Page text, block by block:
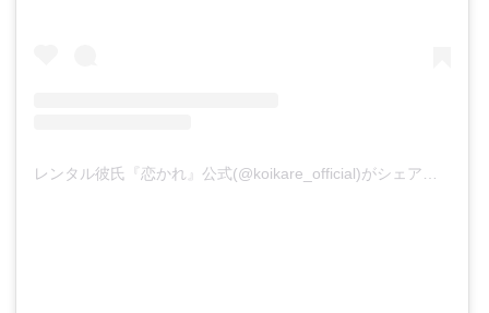
レンタル彼氏『恋かれ』公式(@koikare_official)がシェアした投稿